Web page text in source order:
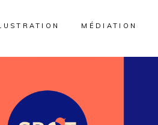
MÉDIATION